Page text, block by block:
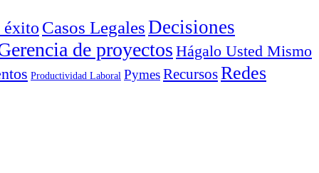
éxito Casos LegalesDecisiones
de proyectos Hágalo Usted Mismo
Productividad Laboral PymesRecursosRedes